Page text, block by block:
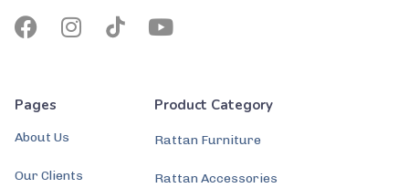
Pages
About Us
Our Clients
Product Category
Rattan Furniture
Rattan Accessories